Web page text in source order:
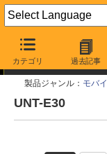
カテゴリ 過去記事
今週見つけた新製
製品ジャンル： モバ
UNT-E30